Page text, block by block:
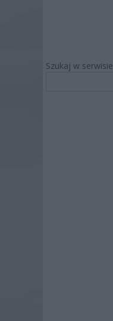
Szukaj w serwisie